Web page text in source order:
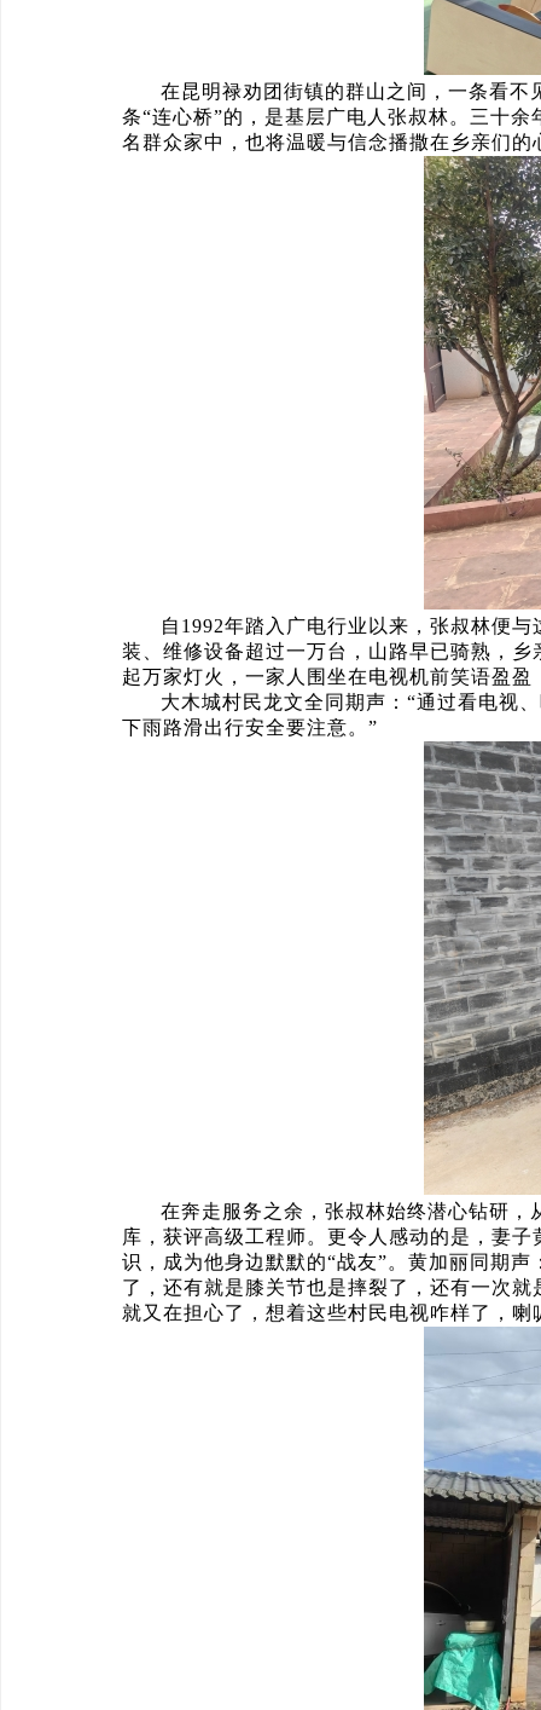
在昆明禄劝团街镇的群山之间，一条看
条“连心桥”的，是基层广电人张叔林。三十
名群众家中，也将温暖与信念播撒在乡亲们的
自1992年踏入广电行业以来，张叔林便
装、维修设备超过一万台，山路早已骑熟，
起万家灯火，一家人围坐在电视机前笑语盈盈
大木城村民龙文全同期声：“通过看电视
下雨路滑出行安全要注意。”
在奔走服务之余，张叔林始终潜心钻研
库，获评高级工程师。更令人感动的是，妻
识，成为他身边默默的“战友”。黄加丽同期
了，还有就是膝关节也是摔裂了，还有一次
就又在担心了，想着这些村民电视咋样了，